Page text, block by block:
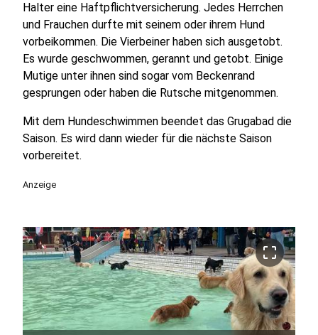
Halter eine Haftpflichtversicherung. Jedes Herrchen
und Frauchen durfte mit seinem oder ihrem Hund
vorbeikommen. Die Vierbeiner haben sich ausgetobt.
Es wurde geschwommen, gerannt und getobt. Einige
Mutige unter ihnen sind sogar vom Beckenrand
gesprungen oder haben die Rutsche mitgenommen.
Mit dem Hundeschwimmen beendet das Grugabad die
Saison. Es wird dann wieder für die nächste Saison
vorbereitet.
Anzeige
crop_free